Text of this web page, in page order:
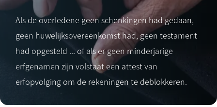
Rekenmodules
Als de overledene geen schenkingen had gedaan,
geen huwelijksovereenkomst had, geen testament
had opgesteld ... of als er geen minderjarige
erfgenamen zijn volstaat een attest van
erfopvolging om de rekeningen te deblokkeren.